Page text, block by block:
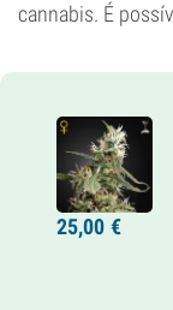
cannabis. É
Pais
25,00 €